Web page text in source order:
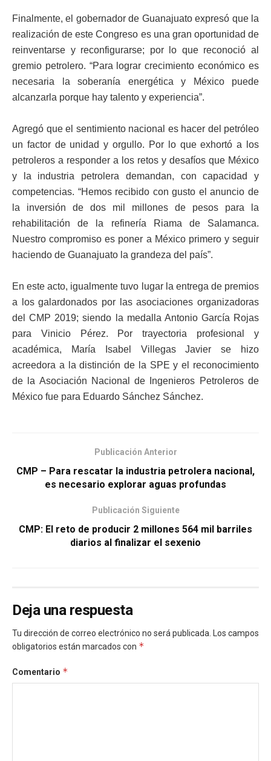
Finalmente, el gobernador de Guanajuato expresó que la
realización de este Congreso es una gran oportunidad de
reinventarse y reconfigurarse; por lo que reconoció al
gremio petrolero. “Para lograr crecimiento económico es
necesaria la soberanía energética y México puede
alcanzarla porque hay talento y experiencia”.
Agregó que el sentimiento nacional es hacer del petróleo
un factor de unidad y orgullo. Por lo que exhortó a los
petroleros a responder a los retos y desafíos que México
y la industria petrolera demandan, con capacidad y
competencias. “Hemos recibido con gusto el anuncio de
la inversión de dos mil millones de pesos para la
rehabilitación de la refinería Riama de Salamanca.
Nuestro compromiso es poner a México primero y seguir
haciendo de Guanajuato la grandeza del país”.
En este acto, igualmente tuvo lugar la entrega de premios
a los galardonados por las asociaciones organizadoras
del CMP 2019; siendo la medalla Antonio García Rojas
para Vinicio Pérez. Por trayectoria profesional y
académica, María Isabel Villegas Javier se hizo
acreedora a la distinción de la SPE y el reconocimiento
de la Asociación Nacional de Ingenieros Petroleros de
México fue para Eduardo Sánchez Sánchez.
Publicación Anterior
CMP – Para rescatar la industria petrolera nacional,
es necesario explorar aguas profundas
Publicación Siguiente
CMP: El reto de producir 2 millones 564 mil barriles
diarios al finalizar el sexenio
Deja una respuesta
Tu dirección de correo electrónico no será publicada.
Los campos
obligatorios están marcados con *
Comentario *